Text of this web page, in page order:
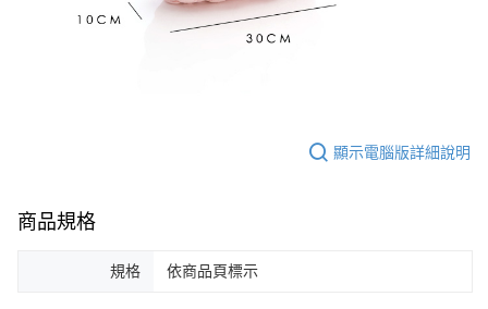
顯示電腦版詳細說明
商品規格
規格 依商品頁標示